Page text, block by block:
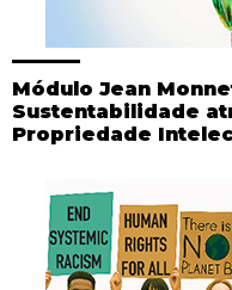
Módulo Jean
Sustentabilidade
Propriedade